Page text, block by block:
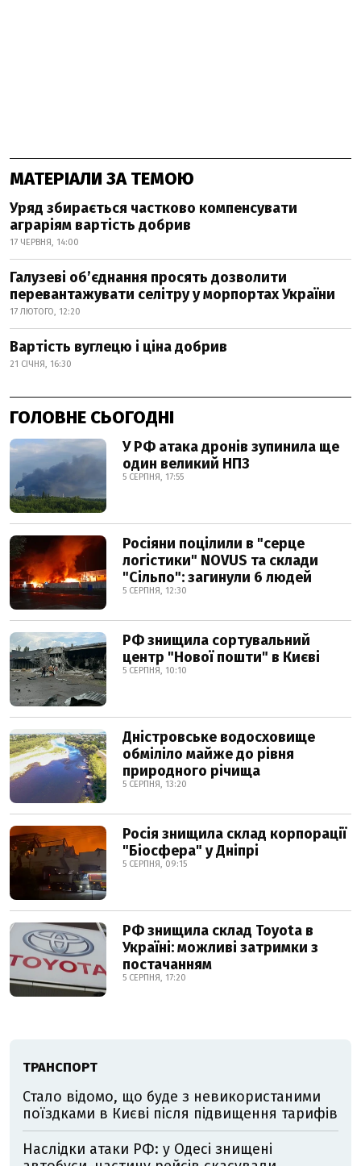
МАТЕРІАЛИ ЗА ТЕМОЮ
Уряд збирається частково компенсувати
аграріям вартість добрив
17 ЧЕРВНЯ, 14:00
Галузеві об’єднання просять дозволити
перевантажувати селітру у морпортах України
17 ЛЮТОГО, 12:20
Вартість вуглецю і ціна добрив
21 СІЧНЯ, 16:30
ГОЛОВНЕ СЬОГОДНІ
У РФ атака дронів зупинила ще
один великий НПЗ
5 СЕРПНЯ, 17:55
Росіяни поцілили в "серце
логістики" NOVUS та склади
"Сільпо": загинули 6 людей
5 СЕРПНЯ, 12:30
РФ знищила сортувальний
центр "Нової пошти" в Києві
5 СЕРПНЯ, 10:10
Дністровське водосховище
обміліло майже до рівня
природного річища
5 СЕРПНЯ, 13:20
Росія знищила склад корпорації
"Біосфера" у Дніпрі
5 СЕРПНЯ, 09:15
РФ знищила склад Toyota в
Україні: можливі затримки з
постачанням
5 СЕРПНЯ, 17:20
ТРАНСПОРТ
Стало відомо, що буде з невикористаними
поїздками в Києві після підвищення тарифів
Наслідки атаки РФ: у Одесі знищені